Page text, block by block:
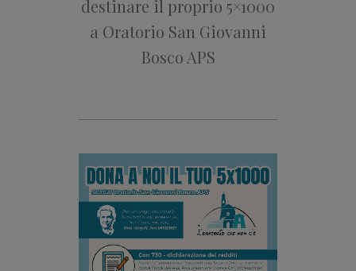
destinare il proprio 5×1000
a Oratorio San Giovanni
Bosco APS